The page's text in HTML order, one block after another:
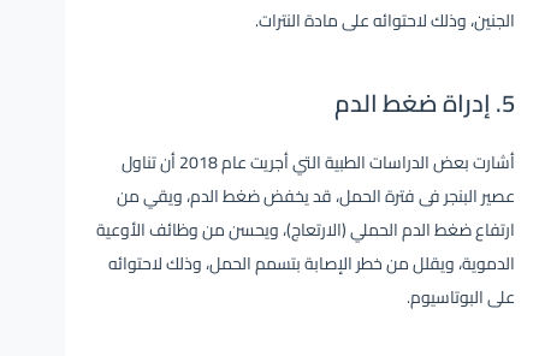
الجنين، وذلك لاحتوائه على مادة النترات.
5. إدراة ضغط الدم
أشارت بعض الدراسات الطبية التي أجريت عام 2018 أن تناول
عصير البنجر فى فترة الحمل، قد يخفض ضغط الدم، ويقي من
ارتفاع ضغط الدم الحملي (الارتعاج)، ويحسن من وظائف الأوعية
الدموية، ويقلل من خطر الإصابة بتسمم الحمل، وذلك لاحتوائه
على البوتاسيوم.